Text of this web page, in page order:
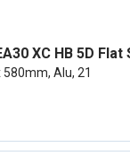
Alu, 21